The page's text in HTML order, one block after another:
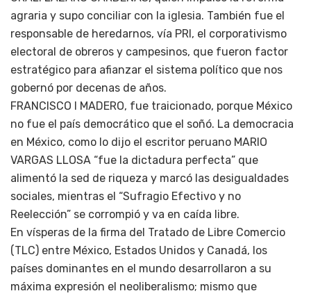
agraria y supo conciliar con la iglesia. También fue el
responsable de heredarnos, vía PRI, el corporativismo
electoral de obreros y campesinos, que fueron factor
estratégico para afianzar el sistema político que nos
gobernó por decenas de años.
FRANCISCO I MADERO, fue traicionado, porque México
no fue el país democrático que el soñó. La democracia
en México, como lo dijo el escritor peruano MARIO
VARGAS LLOSA “fue la dictadura perfecta” que
alimentó la sed de riqueza y marcó las desigualdades
sociales, mientras el “Sufragio Efectivo y no
Reelección” se corrompió y va en caída libre.
En vísperas de la firma del Tratado de Libre Comercio
(TLC) entre México, Estados Unidos y Canadá, los
países dominantes en el mundo desarrollaron a su
máxima expresión el neoliberalismo; mismo que